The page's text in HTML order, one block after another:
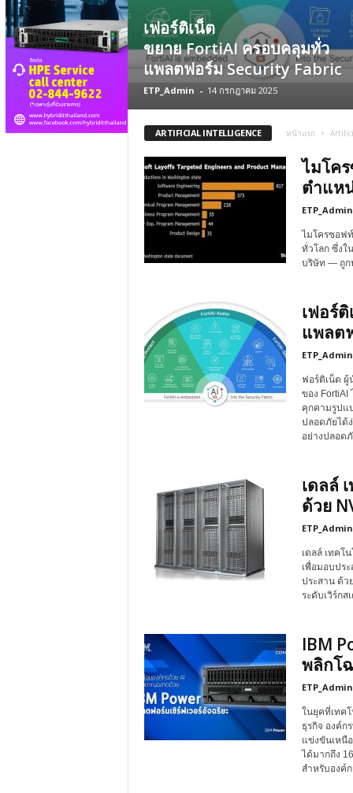
เฟอร์ติเน็ต
ขยาย FortiAI ครอบคลุมทั่ว
แพลตฟอร์ม Security Fabric
ETP_Admin - 14 กรกฎาคม 2025
ARTIFICIAL INTELLIGENCE หน้าแรก
ไมโค
ตำแห
ETP_Admin
ไมโครซอฟ
ทั่วโลก ซึ่งใ
บริษัท — ถูก
เฟอร์
แพลต
ETP_Admin
ฟอร์ติเน็ต ผู้
ของ FortiAI
คุกคามรูปแ
ปลอดภัยได้
อย่างปลอด
เดลล์
ด้วย
ETP_Admin
เดลล์ เทคโ
เพื่อมอบปร
ประสาน ด้ว
ระดับเวิร์ก
IBM
พลิกโ
ETP_Admin
ในยุคที่เทค
ธุรกิจ องค์ก
แข่งขันเหนื
ได้มากถึง
สำหรับองค์